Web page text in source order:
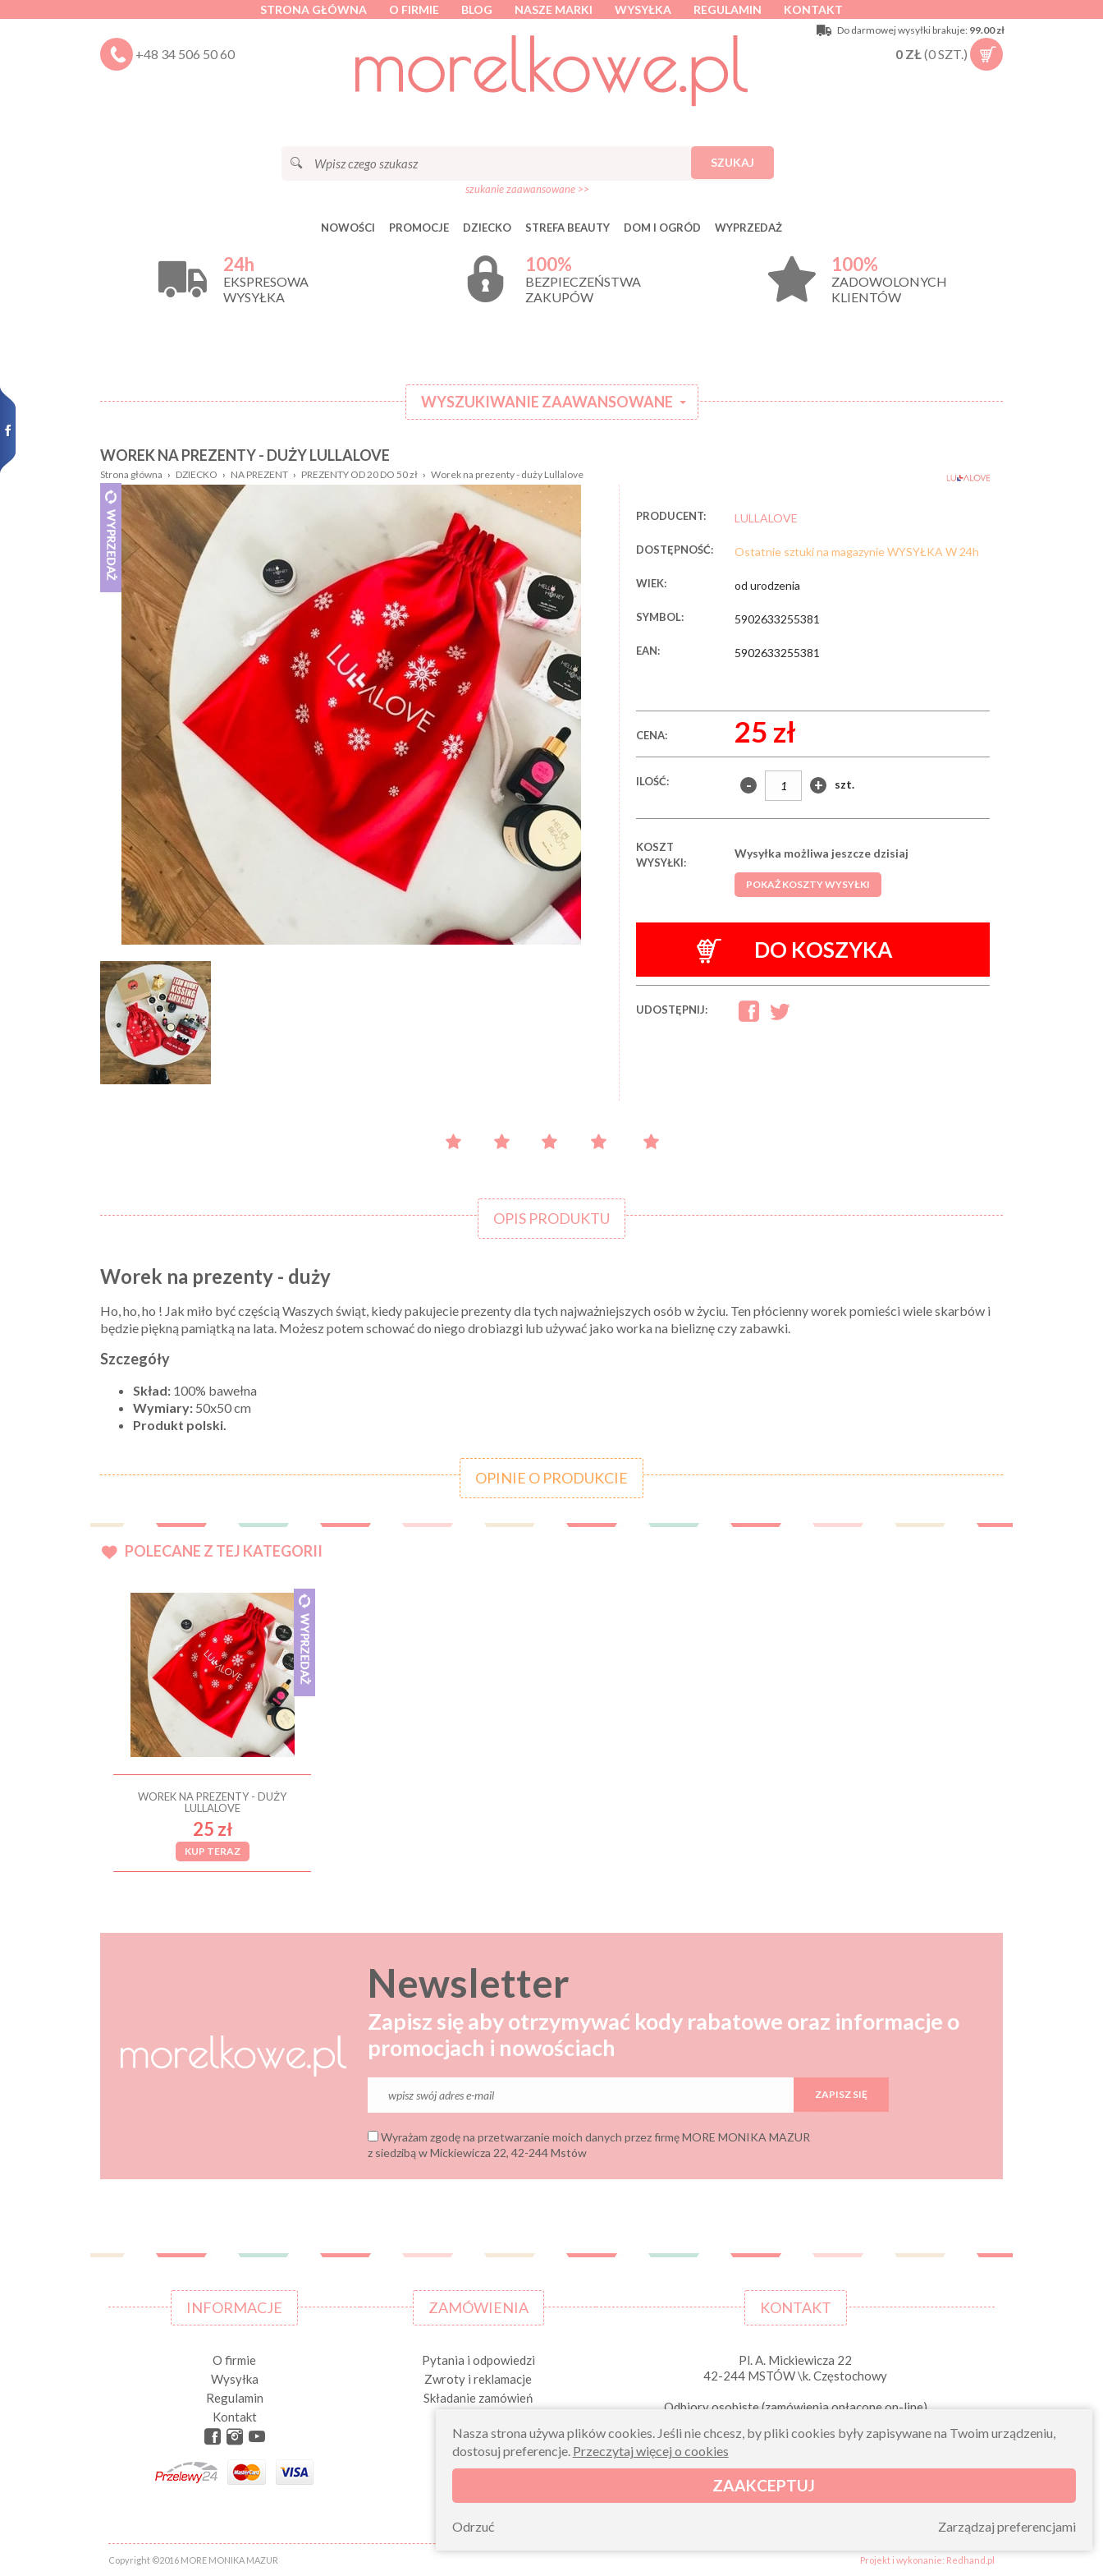
STRONA GŁÓWNA O FIRMIE BLOG NASZE MARKI WYSYŁKA REGULAMIN KONTAKT
+48 34 506 50 60
Do darmowej wysyłki brakuje: 99.00 zł
0 ZŁ(0SZT.)
SZUKAJ
szukanie zaawansowane >>
NOWOŚCI PROMOCJE DZIECKO STREFA BEAUTY DOM I OGRÓD WYPRZEDAŻ
24h
EKSPRESOWA
WYSYŁKA
100%
BEZPIECZEŃSTWA
ZAKUPÓW
100%
ZADOWOLONYCH
KLIENTÓW
WYSZUKIWANIE ZAAWANSOWANE
Nazwa:
Wiek
dziecka:
Rozmiar:
Nowości,
promocje:
Płeć:
Rodzaj
ubranka:
WOREK NA PREZENTY - DUŻY LULLALOVE
Strona główna › DZIECKO › NA PREZENT › PREZENTY OD 20 DO 50 zł › Worek na prezenty - duży Lullalove
PRODUCENT: LULLALOVE
DOSTĘPNOŚĆ: Ostatnie sztuki na magazynie WYSYŁKA W 24h
WIEK: od urodzenia
SYMBOL: 5902633255381
EAN: 5902633255381
CENA: 25 zł
ILOŚĆ: - + szt.
KOSZT
WYSYŁKI:
Wysyłka możliwa jeszcze dzisiaj
POKAŻ KOSZTY WYSYŁKI
DO KOSZYKA
UDOSTĘPNIJ:
OPIS PRODUKTU
Worek na prezenty - duży
Ho, ho, ho ! Jak miło być częścią Waszych świąt, kiedy pakujecie prezenty dla tych najważniejszych osób w życiu. Ten płócienny worek pomieści wiele skarbów i
będzie piękną pamiątką na lata. Możesz potem schować do niego drobiazgi lub używać jako worka na bieliznę czy zabawki.
Szczegóły
Skład: 100% bawełna
Wymiary: 50x50 cm
Produkt polski.
OPINIE O PRODUKCIE
POLECANE Z TEJ KATEGORII
WOREK NA PREZENTY - DUŻY
LULLALOVE
25 zł
KUP TERAZ
Newsletter
Zapisz się aby otrzymywać kody rabatowe oraz informacje o
promocjach i nowościach
ZAPISZ SIĘ
Wyrażam zgodę na przetwarzanie moich danych przez firmę MORE MONIKA MAZUR
z siedzibą w Mickiewicza 22, 42-244 Mstów
INFORMACJE
O firmie
Wysyłka
Regulamin
Kontakt
ZAMÓWIENIA
Pytania i odpowiedzi
Zwroty i reklamacje
Składanie zamówień
KONTAKT
Pl. A. Mickiewicza 22
42-244 MSTÓW \k. Częstochowy
Odbiory osobiste (zamówienia opłacone on-line)
sklep@morelkowe.pl
Copyright ©2016 MORE MONIKA MAZUR Projekt i wykonanie: Redhand.pl
Nasza strona używa plików cookies. Jeśli nie chcesz, by pliki cookies były zapisywane na Twoim urządzeniu,
dostosuj preferencje. Przeczytaj więcej o cookies
ZAAKCEPTUJ
Zarządzaj preferencjami
Odrzuć